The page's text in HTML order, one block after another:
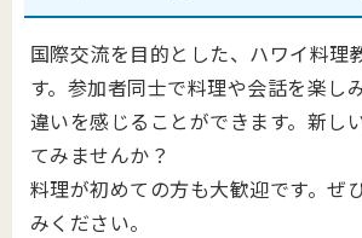
国際交流を目的とした、ハワイ料理
す。参加者同士で料理や会話を楽し
違いを感じることができます。新し
てみませんか？
料理が初めての方も大歓迎です。ぜ
みください。